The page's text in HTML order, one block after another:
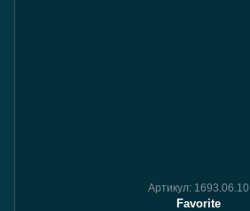
Артикул: 1693.06.10
Favorite